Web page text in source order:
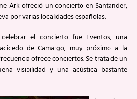
Ark ofreció un concierto en Santander,
por varias localidades españolas.
el concierto fue Eventos, una
de Camargo, muy próximo a la
ofrece conciertos. Se trata de un
visibilidad y una acústica bastante